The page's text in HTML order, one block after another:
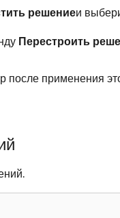
решениеи
Перестроить
после применения